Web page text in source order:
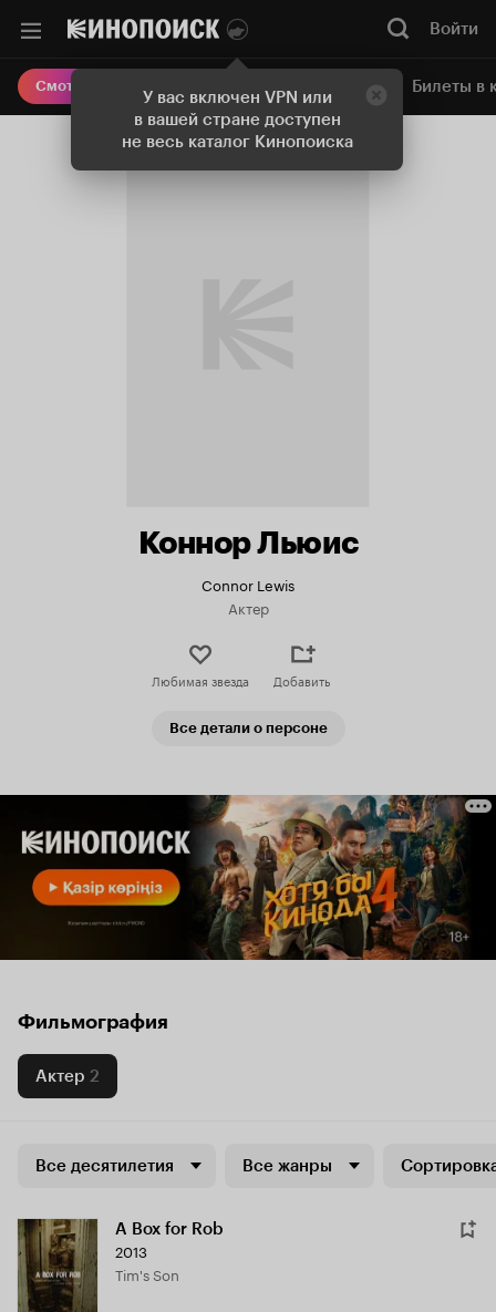
У вас включен VPN или
в вашей стране доступен
не весь каталог Кинопоиска
Войти
Смотреть кино Онлайн-кинотеатр Билеты в
Коннор Льюис
Connor Lewis
Актер
Любимая звезда Добавить
Все детали о персоне
Фильмография
Актер 2
Все десятилетия Все жанры
A Box for Rob
2013
Tim's Son